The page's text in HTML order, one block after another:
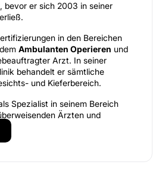
bevor er sich 2003 in seiner
in den Bereichen
Ambulanten Operieren und
Arzt. In seiner
behandelt er sämtliche
und Kieferbereich.
Spezialist in seinem Bereich
Ärzten und
Sein breites
umfasst das